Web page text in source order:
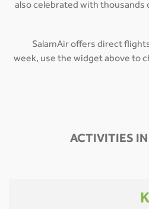
also celebrated with
SalamAir offers direct
week, use the widget above
ACTIVITIES